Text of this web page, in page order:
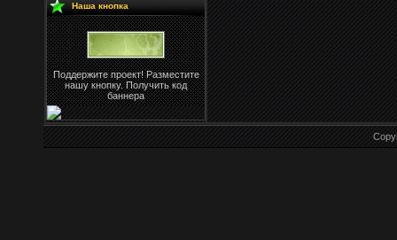
Наша кнопка
Поддержите проект! Разместите
нашу кнопку. Получить код
баннера